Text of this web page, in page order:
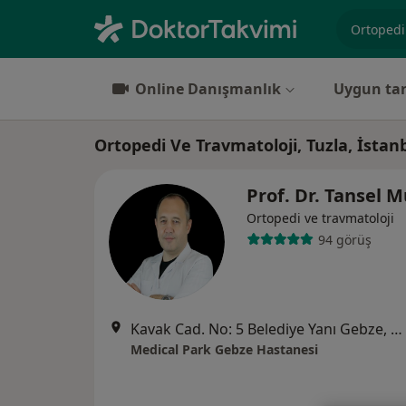
Online Danışmanlık Uygun
Ortopedi Ve Travmatoloji, Tuzla,
Prof. Dr. Tansel
Ortopedi ve travmatoloji
94 görüş
Kavak Cad. No: 5 Belediye Yanı Gebze, Kocaeli
Medical Park Gebze Hastanesi